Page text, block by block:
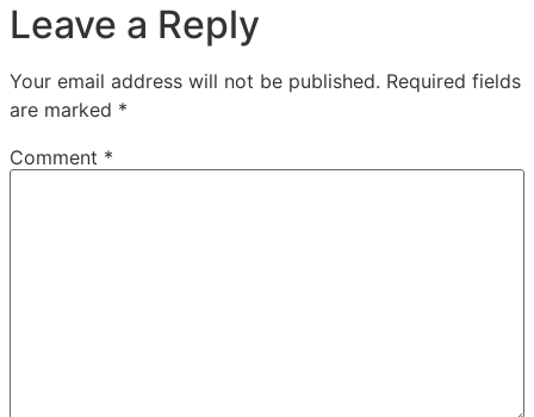
Leave a Reply
Your email address will not be published. Required fields
are marked *
Comment *